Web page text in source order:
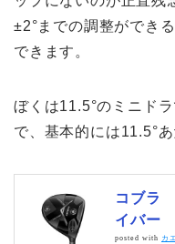
±2°までの調整ができ
できます。
ぼくは11.5°のミニド
で、基本的には11.5°
コブラ
イバー
posted with カ